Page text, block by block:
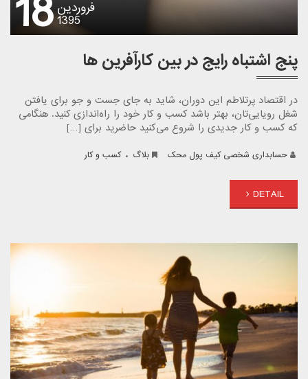
18 فروردین
1395
پنج اشتباه رایج در بین کارآفرین ها
در اقتصاد پرتلاطم این دوران، شاید به جای جست و جو برای یافتن
شغل رویایی‌تان، بهتر باشد کسب و کار خود را راه‌اندازی کنید. هنگامی
که کسب و کار جدیدی را شروع می‌کنید حاضرید برای […]
حسابداری شخصی کیف پول محک بلاگ . کسب و کار
DETAIL